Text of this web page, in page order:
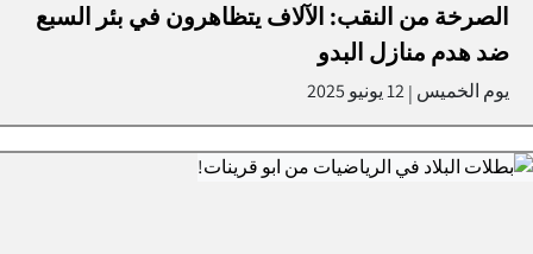
الصرخة من النقب: الآلاف يتظاهرون في بئر السبع
ضد هدم منازل البدو
يوم الخميس |12 يونيو 2025